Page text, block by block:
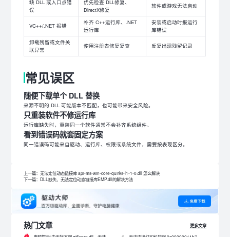
缺 DLL 或入口点错
误
优先检查 DLL修复、
DirectX修复
软件或游戏无法启动
VC++/.NET 报错
补齐 C++运行库、.NET
运行库
安装或启动时报运行
库错误
卸载残留或文件关
联异常
使用注册表修复复查 反复出现残留记录
常见误区
随便下载单个 DLL 替换
来源不明的 DLL 可能版本不匹配，也可能带来安全风险。
只重装软件不修运行库
运行库缺失时，重装同一个软件通常不会补齐系统组件。
看到错误码就套固定方案
同一错误码可能来自驱动、运行库、权限或系统文件，需要按表现区分。
上一篇：无法定位动态链接库 api-ms-win-core-quirks-l1-1-0.dll 怎么解决
下一篇：DLL缺失、无法定位动态链接库EMP.dll的解决方法
热门文章
更多文章